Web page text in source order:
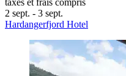
taxes et frais compris
2 sept. - 3 sept.
Hardangerfjord Hotel